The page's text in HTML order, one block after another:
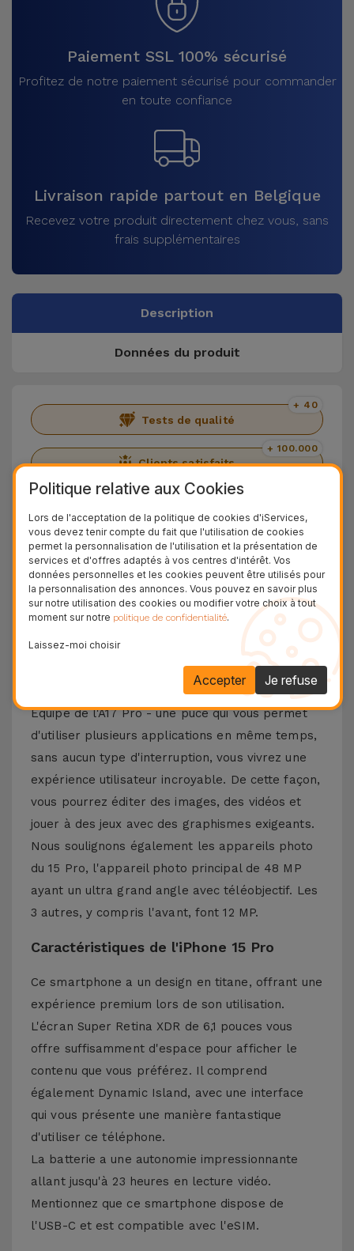
Paiement SSL 100% sécurisé
Profitez de notre paiement sécurisé pour commander
en toute confiance
Livraison rapide partout en Belgique
Recevez votre produit directement chez vous, sans
frais supplémentaires
Description
Données du produit
Tests de qualité
+ 40
Clients satisfaits
+ 100.000
Livraison Gratuite
24H
Découvrez l'iPhone 15 Pro
Nous vous présentons le nouvel Apple iPhone, un
téléphone portable doté d'un processeur
puissant, d'incroyables triples caméras et d'un
Equipé de l'A17 Pro - une puce qui vous permet
d'utiliser plusieurs applications en même temps,
sans aucun type d'interruption, vous vivrez une
expérience utilisateur incroyable. De cette façon,
vous pourrez éditer des images, des vidéos et
jouer à des jeux avec des graphismes exigeants.
Nous soulignons également les appareils photo
du 15 Pro, l'appareil photo principal de 48 MP
ayant un ultra grand angle avec téléobjectif. Les
3 autres, y compris l'avant, font 12 MP.
Caractéristiques de l'iPhone 15 Pro
Ce smartphone a un design en titane, offrant une
expérience premium lors de son utilisation.
L'écran Super Retina XDR de 6,1 pouces vous
offre suffisamment d'espace pour afficher le
contenu que vous préférez. Il comprend
également Dynamic Island, avec une interface
qui vous présente une manière fantastique
d'utiliser ce téléphone.
La batterie a une autonomie impressionnante
allant jusqu'à 23 heures en lecture vidéo.
Mentionnez que ce smartphone dispose de
l'USB-C et est compatible avec l'eSIM.
Politique relative aux Cookies
Lors de l'acceptation de la politique de cookies d'iServices,
vous devez tenir compte du fait que l'utilisation de cookies
permet la personnalisation de l'utilisation et la présentation de
services et d'offres adaptés à vos centres d'intérêt. Vos
données personnelles et les cookies peuvent être utilisés pour
la personnalisation des annonces. Vous pouvez en savoir plus
sur notre utilisation des cookies ou modifier votre choix à tout
moment sur notre politique de confidentialité.
Laissez-moi choisir
Je refuse
Accepter